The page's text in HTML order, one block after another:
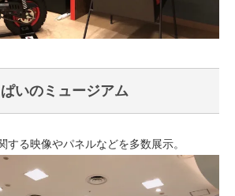
いのミュージアム
する映像やパネルなどを多数展示。